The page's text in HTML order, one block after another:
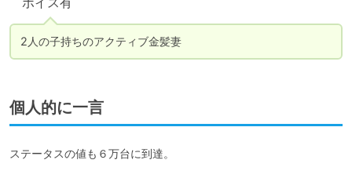
2人の子持ちのアクティブ金髪妻
個人的に一言
ステータスの値も６万台に到達。